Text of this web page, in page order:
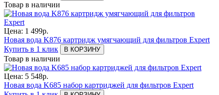
Товар в наличии
Цена: 1 499р.
Новая вода K876 картридж умягчающий для фильтров Expert
Купить в 1 клик
В КОРЗИНУ
Товар в наличии
Цена: 5 548р.
Новая вода K685 набор картриджей для фильтров Expert